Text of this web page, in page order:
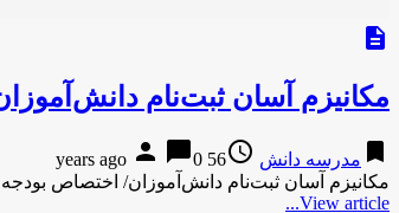
description
مکانیزم آسان ثبت‌نام
bookmark مدرسه دانش access_time
56 years ago
person chat_bubble0
مکانیزم آسان ثبت‌نام دانش‌آموزان/ اختصاص
View article...